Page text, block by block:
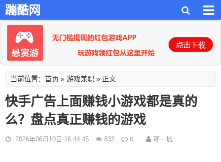
蹦酷网
当前位置： 首页 » 游戏兼职 » 正文
快手广告上面赚钱小游戏都是真的
么？盘点真正赚钱的游戏
2026年06月10日 16:44:45 832 0 那一城